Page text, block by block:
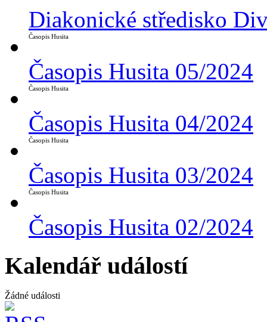
Diakonické středisko
Časopis Husita
Časopis Husita 05/2024
Časopis Husita
Časopis Husita 04/2024
Časopis Husita
Časopis Husita 03/2024
Časopis Husita
Časopis Husita 02/2024
Kalendář událostí
Žádné události